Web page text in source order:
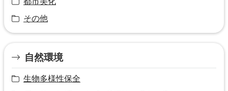
その他
自然環境
生物多様性保全